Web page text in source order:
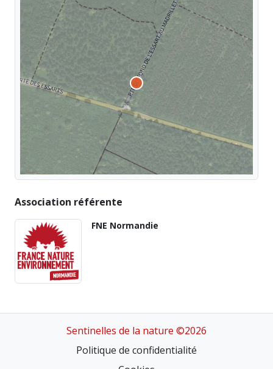
Association référente
FNE Normandie
Sentinelles de la nature ©2026
Politique de confidentialité